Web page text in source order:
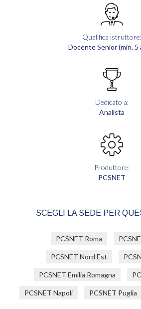
Qualifica istruttore:
Docente Senior (min. 5
Dedicato a:
Analista
Produttore:
PCSNET
SCEGLI LA SEDE PER
PCSNET Roma
PCSNET Nord Est
PCSNET Emilia Romagna
PCSNET Napoli PCSNET Puglia